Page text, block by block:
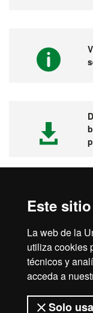
Este
La web de la
utiliza cookies
técnicos y
acceda a
Solo